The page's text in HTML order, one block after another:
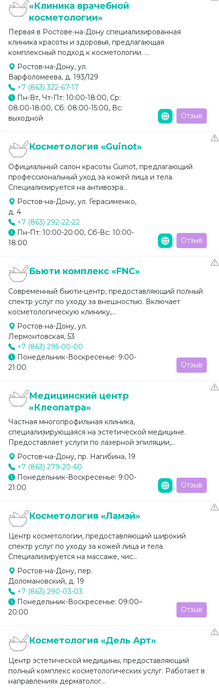
«Клиника врачебной
косметологии»
Первая в Ростове-на-Дону специализированная
клиника красоты и здоровья, предлагающая
комплексный подход к косметологии. ...
Ростов-на-Дону, ул.
Варфоломеева, д. 193/129
+7 (863) 322-67-17
Пн-Вт, Чт-Пт: 10:00-18:00, Ср:
08:00-18:00, Сб: 08:00-15:00, Вс:
выходной
Отзыв
Косметология «Guinot»
Официальный салон красоты Guinot, предлагающий
профессиональный уход за кожей лица и тела.
Специализируется на антивозра...
Ростов-на-Дону, ул. Герасименко,
д. 4
+7 (863) 292-22-22
Пн-Пт: 10:00-20:00, Сб-Вс: 10:00-
18:00
Отзыв
Бьюти комплекс «FNC»
Современный бьюти-центр, предоставляющий полный
спектр услуг по уходу за внешностью. Включает
косметологическую клинику,...
Ростов-на-Дону, ул.
Лермонтовская, 53
+7 (863) 295-00-00
Понедельник-Воскресенье: 9:00-
21:00
Отзыв
Медицинский центр
«Клеопатра»
Частная многопрофильная клиника,
специализирующаяся на эстетической медицине.
Предоставляет услуги по лазерной эпиляции,...
Ростов-на-Дону, пр. Нагибина, 19
+7 (863) 279-20-60
Понедельник-Воскресенье: 9:00-
21:00
Отзыв
Косметология «Ламэй»
Центр косметологии, предоставляющий широкий
спектр услуг по уходу за кожей лица и тела.
Специализируется на массаже, чис...
Ростов-на-Дону, пер.
Доломановский, д. 19
+7 (863) 290-03-03
Понедельник-Воскресенье: 09:00–
20:00
Отзыв
Косметология «Дель Арт»
Центр эстетической медицины, предоставляющий
полный комплекс косметологических услуг. Работает в
направлениях дерматолог...